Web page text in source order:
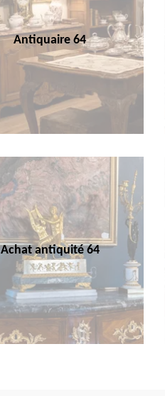
Antiquaire 64
Achat antiquité 64